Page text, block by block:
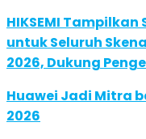
HIKSEMI
untuk Seluruh
2026, Dukung
Huawei Jadi Mitra
2026